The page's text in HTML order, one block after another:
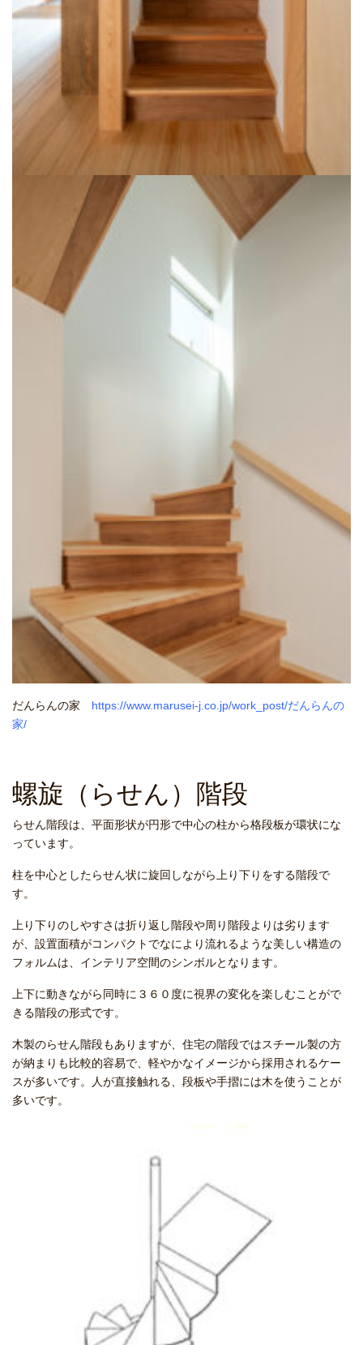
だんらんの家 https://www.marusei-j.co.jp/work_post/だんらんの
家/
螺旋（らせん）階段
らせん階段は、平面形状が円形で中心の柱から格段板が環状にな
っています。
柱を中心としたらせん状に旋回しながら上り下りをする階段で
す。
上り下りのしやすさは折り返し階段や周り階段よりは劣ります
が、設置面積がコンパクトでなにより流れるような美しい構造の
フォルムは、インテリア空間のシンボルとなります。
上下に動きながら同時に３６０度に視界の変化を楽しむことがで
きる階段の形式です。
木製のらせん階段もありますが、住宅の階段ではスチール製の方
が納まりも比較的容易で、軽やかなイメージから採用されるケー
スが多いです。人が直接触れる、段板や手摺には木を使うことが
多いです。